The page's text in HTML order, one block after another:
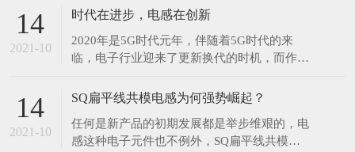
见。上一次是2001年，另外两次分别在2031
年和2077年。对此网友调侃：连国庆和中秋都
在一起了，而我还是单身。​中秋节每年固定在
农历的八月十五，但它在阳历中的日期却非常
14
2021-10
时代在进步，电感在创新
2020年是5G时代元年，伴随着5G时代的来
临，电子行业迎来了更新换代的时机，而作为
器，在新的时代将会有更大的发展空间。 伴
领域，电感行业会走向一个更大的发展空间。
无论科技进步的有多快，电子产品更新的再
14
2021-10
SQ扁平线共模电感为何强势崛起？
任何是新产品的初期发展都是举步维艰的，电
感这种电子元件也不例外，SQ扁平线共模电